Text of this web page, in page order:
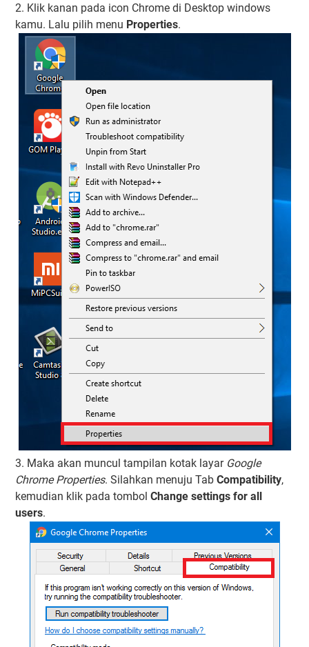
2. Klik kanan pada icon Chrome di Desktop windows
kamu. Lalu pilih menu Properties.
3. Maka akan muncul tampilan kotak layar Google
Chrome Properties. Silahkan menuju Tab Compatibility,
kemudian klik pada tombol Change settings for all
users.